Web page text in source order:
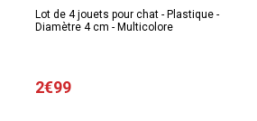
Lot de 4 jouets pour chat - Plastique -
Diamètre 4 cm - Multicolore
2€99